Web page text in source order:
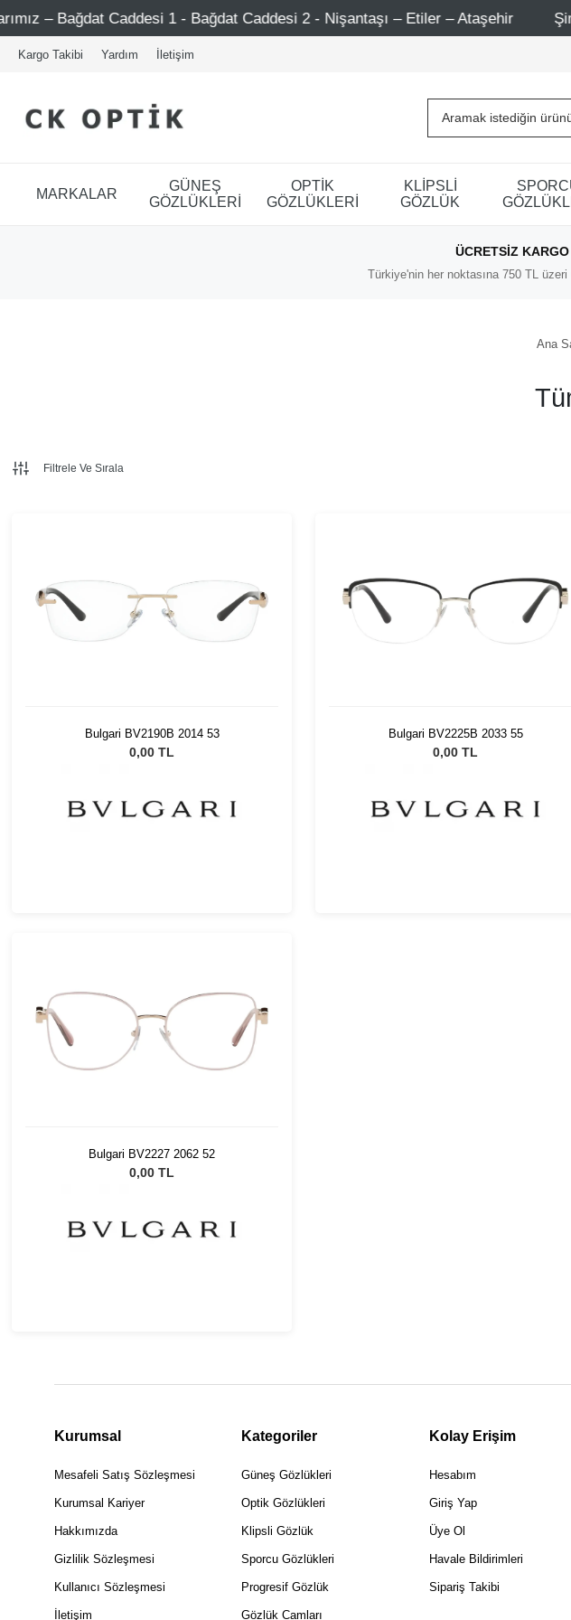
– Bağdat Caddesi 1 - Bağdat Caddesi 2 - Nişantaşı – Etiler – Ataşehir Şimdi
Kargo Takibi Yardım İletişim
MARKALAR
GÜNEŞ
GÖZLÜKLERİ
OPTİK
GÖZLÜKLERİ
KLİPSLİ
GÖZLÜK
ÜCRETSIZ KARGO
Türkiye'nin her noktasına 750 TL
Ana
Filtrele Ve Sırala
Bulgari BV2190B 2014 53
0,00 TL
Bulgari BV2225B 2033 55
0,00 TL
Bulgari BV2227 2062 52
0,00 TL
Kurumsal
Mesafeli Satış Sözleşmesi
Kurumsal Kariyer
Hakkımızda
Gizlilik Sözleşmesi
Kullanıcı Sözleşmesi
İletişim
Kategoriler
Güneş Gözlükleri
Optik Gözlükleri
Klipsli Gözlük
Sporcu Gözlükleri
Progresif Gözlük
Gözlük Camları
Kolay Erişim
Hesabım
Giriş Yap
Üye Ol
Havale Bildirimleri
Sipariş Takibi